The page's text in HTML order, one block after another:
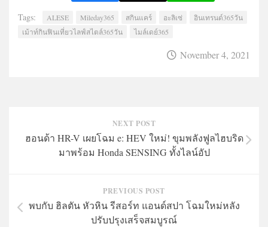
Tags: ALESE Mileday365 สกินแคร์ อะลิเซ่
อินเทรนด์365วัน
เม้าท์กินฟินเที่ยวไลฟ์สไตล์365วัน
ไมล์เดย์365
November 4, 2021
NEXT POST
ฮอนด้า HR-V เผยโฉม e: HEV ใหม่! ขุมพลังฟูลไฮบริด
มาพร้อม Honda SENSING ทั้งไลน์อัป
PREVIOUS POST
พบกับ ฮิลตัน หัวหิน รีสอร์ท แอนด์สปา โฉมใหม่หลัง
ปรับปรุงเสร็จสมบูรณ์